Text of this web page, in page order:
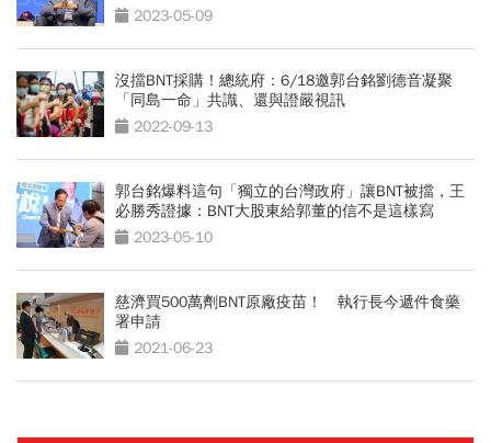
2023-05-09
沒擋BNT採購！總統府：6/18邀郭台銘劉德音凝聚
「同島一命」共識、還與證嚴視訊
2022-09-13
郭台銘爆料這句「獨立的台灣政府」讓BNT被擋，王
必勝秀證據：BNT大股東給郭董的信不是這樣寫
2023-05-10
慈濟買500萬劑BNT原廠疫苗！ 執行長今遞件食藥
署申請
2021-06-23